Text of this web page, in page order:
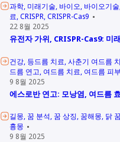
과학 미래기술 바이오 바이오기술
료 CRISPR CRISPR-Cas9
22 8월 2025
유전자 가위, CRISPR-Cas9: 미
건강 등드름 치료 사춘기 여드름
드름 연고 여드름 치료 여드름 피
9 8월 2025
에스로반 연고: 모낭염, 여드름
길몽 꿈 분석 꿈 상징 꿈해몽 닭 꿈
흉몽
9 8월 2025